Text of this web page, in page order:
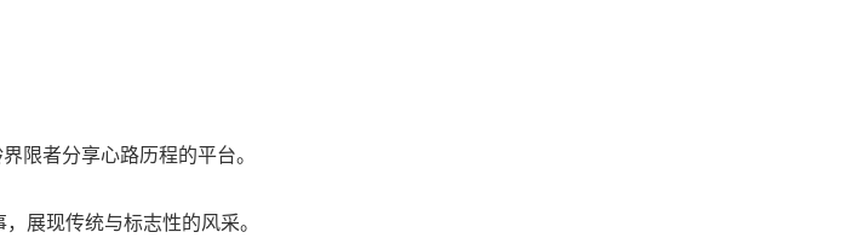
限者分享心路历程的平台。
展现传统与标志性的风采。